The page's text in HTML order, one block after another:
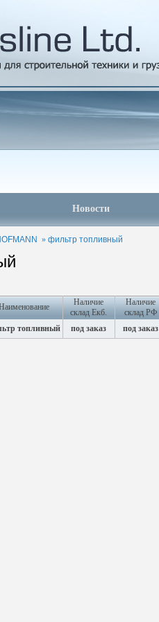
Новости
» фильтр топливный
Наличие
склад Екб.
Наличие
склад РФ
топливный под заказ под заказ